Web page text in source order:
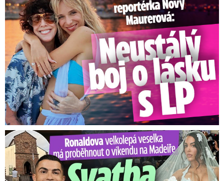
Ronaldova velkolepá veselka na Madeiře: Svatba plná zákazů!